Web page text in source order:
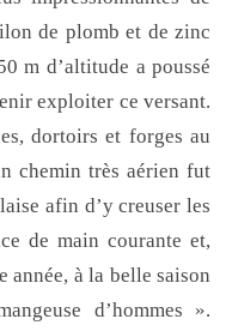
de plomb et de zinc
m d’altitude a poussé
exploiter ce versant.
dortoirs et forges au
chemin très aérien fut
afin d’y creuser les
de main courante et,
année, à la belle saison
d’hommes ».